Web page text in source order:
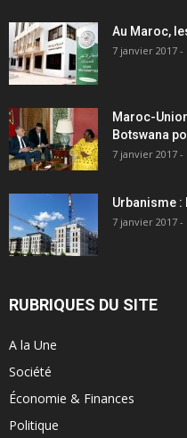
Au Maroc,
7 janvier 2017 -
Maroc-
Botswana
7 janvier 2017 -
Urbanisme :
7 janvier 2017 -
RUBRIQUES DU SITE
A la Une
Société
Économie & Finances
Politique